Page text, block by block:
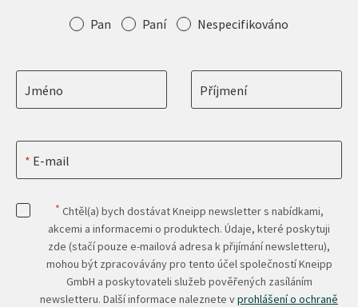
Oslovení Pan Paní Nespecifikováno
Jméno Příjmení
E-mail
* Chtěl(a) bych dostávat Kneipp newsletter s nabídkami,
akcemi a informacemi o produktech. Údaje, které poskytuji
zde (stačí pouze e-mailová adresa k přijímání newsletteru),
mohou být zpracovávány pro tento účel společností Kneipp
GmbH a poskytovateli služeb pověřených zasíláním
newsletteru. Další informace naleznete vprohlášení o ochraně